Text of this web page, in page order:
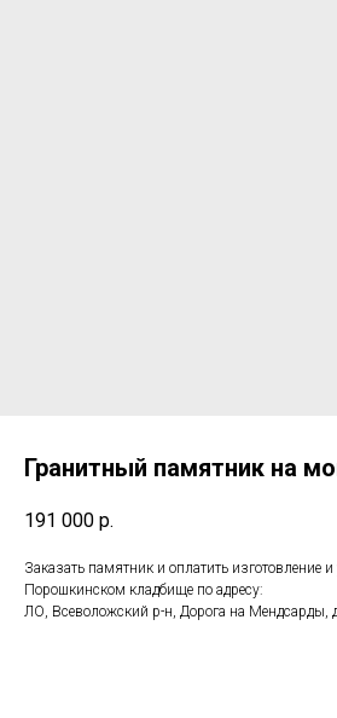
Гранитный памятник на
191 000 р.
Заказать памятник и оплатить изготовление
Порошкинском кладбище по адресу:
ЛО, Всеволожский р-н, Дорога на Мендсарды,